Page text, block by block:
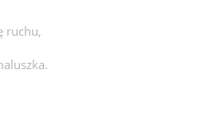
ruchu,